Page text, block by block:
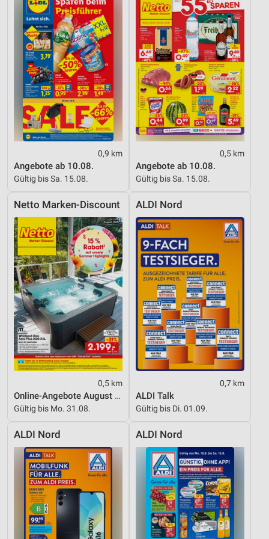
0,9 km
Angebote ab 10.08.
Gültig bis Sa. 15.08.
0,5 km
Angebote ab 10.08.
Gültig bis Sa. 15.08.
Netto Marken-Discount
0,5 km
Online-Angebote August 2026
Gültig bis Mo. 31.08.
ALDI Nord
0,7 km
ALDI Talk
Gültig bis Di. 01.09.
ALDI Nord ALDI Nord
Messung der Werbeleistung
Messung der Performance von Inhalten
Analyse von Zielgruppen durch Statistiken oder
Kombinationen von Daten aus verschiedenen
Quellen
Entwicklung und Verbesserung der Angebote
Verwendung reduzierter Daten zur Auswahl von
IAB-Besonderheiten:
Informationen identifizieren
Nicht-IAB-Verarbeitungszwecke:
Notwendig
Performance
Funktional
Werbung